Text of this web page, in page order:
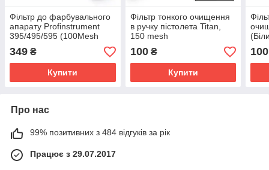
Фільтр до фарбувального
апарату Profinstrument
395/495/595 (100Mesh
349 ₴
Купити
Фільтр тонкого очищення
в ручку пістолета Titan,
150 mesh
100₴
Купити
100
Про нас
99% позитивних з 484 відгуків за рік
Працює з 29.07.2017